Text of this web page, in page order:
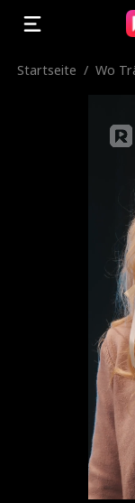
Startseite / Wo